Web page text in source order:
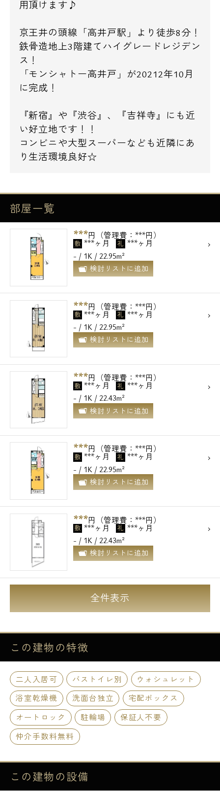
用頂けます♪
京王井の頭線「高井戸駅」より徒歩8分！
鉄骨造地上3階建てハイグレードレジデン
ス！
「モンシャトー高井戸」が20212年10月
に完成！
『新宿』や『渋谷』、『吉祥寺』にも近
い好立地です！！
コンビニや大型スーパーなども近隣にあ
り生活環境良好☆
部屋一覧
***円（管理費：***円）
敷 ***ヶ月 礼 ***ヶ月
- / 1K / 22.95m²
検討リストに追加
***円（管理費：***円）
敷 ***ヶ月 礼 ***ヶ月
- / 1K / 22.95m²
検討リストに追加
***円（管理費：***円）
敷 ***ヶ月 礼 ***ヶ月
- / 1K / 22.43m²
検討リストに追加
***円（管理費：***円）
敷 ***ヶ月 礼 ***ヶ月
- / 1K / 22.95m²
検討リストに追加
***円（管理費：***円）
敷 ***ヶ月 礼 ***ヶ月
- / 1K / 22.43m²
検討リストに追加
全件表示
この建物の特徴
二人入居可 バストイレ別
ウォシュレット
浴室乾燥機
洗面台独立
宅配ボックス
オートロック
駐輪場
保証人不要
仲介手数料無料
この建物の設備